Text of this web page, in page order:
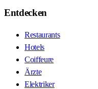
Entdecken
Restaurants
Hotels
Coiffeure
Ärzte
Elektriker